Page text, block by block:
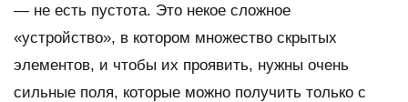
— не есть пустота. Это некое сложное
«устройство», в котором множество скрытых
элементов, и чтобы их проявить, нужны очень
сильные поля, которые можно получить только с